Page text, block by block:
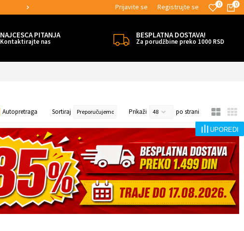
MOGUĆNOST BESPLATNE ISPORUKE! 0
0
Prijavite se Registrujte se
NAJCESCA PITANJA
Kontaktirajte nas
BESPLATNA DOSTAVA!
Za porudžbine preko 1000 RSD
UPOREDI
Autopretraga Sortiraj Prikaži po strani